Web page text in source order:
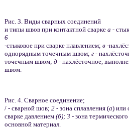
Рис. 3. Виды сварных соединений
и типы швов при контактной сварке а -
6
-стыковое при сварке плавлением; в -
однорядным точечным швом; г -
точечным швом; д - нахлёсточное,
швом.
Рис. 4. Сварное соединение;
/ - сварной шов; 2 - зона сплавления (а) или
сварке давлением (б); 3 - зона
основной материал.